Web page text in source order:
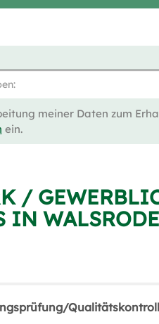
meiner Daten zum
ein.
/
IN WALSRODE